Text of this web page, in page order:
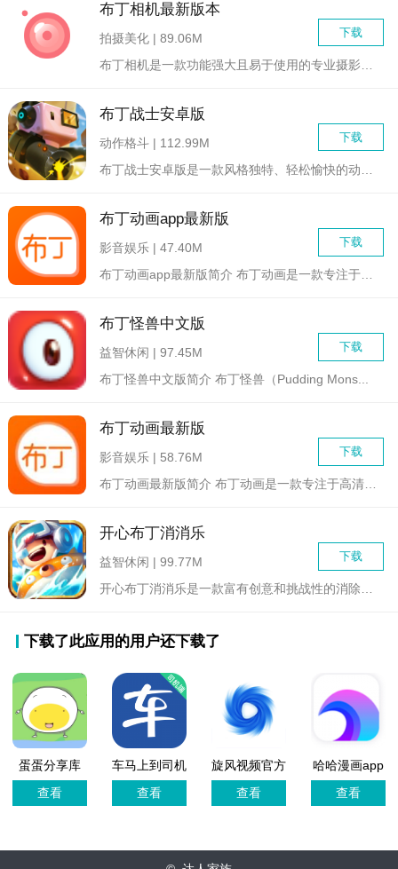
布丁相机最新版本
下载
拍摄美化 | 89.06M
布丁战士安卓版
下载
动作格斗 | 112.99M
布丁动画app最新版
下载
影音娱乐 | 47.40M
布丁怪兽中文版
下载
益智休闲 | 97.45M
布丁怪兽中文版简介 布丁怪兽（Pudding Mons...
布丁动画最新版
下载
影音娱乐 | 58.76M
开心布丁消消乐
下载
益智休闲 | 99.77M
下载了此应用的用户还下载了
蛋蛋分享库
app手机版
查看
车马上到司机
查看
旋风视频官方
查看
哈哈漫画app
官方版
查看